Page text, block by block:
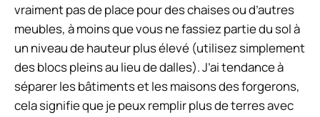
vraiment pas de place pour des chaises ou d’autres
meubles, à moins que vous ne fassiez partie du sol à
un niveau de hauteur plus élevé (utilisez simplement
des blocs pleins au lieu de dalles). J’ai tendance à
séparer les bâtiments et les maisons des forgerons,
cela signifie que je peux remplir plus de terres avec